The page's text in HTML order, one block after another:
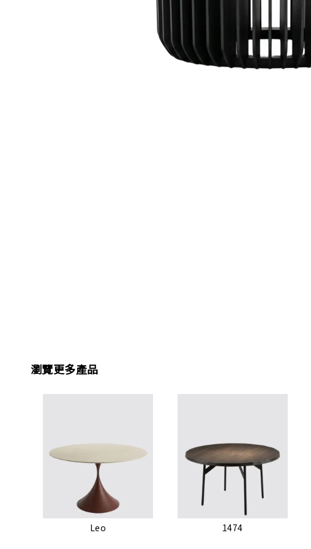
瀏覽更多產品
Leo 1474